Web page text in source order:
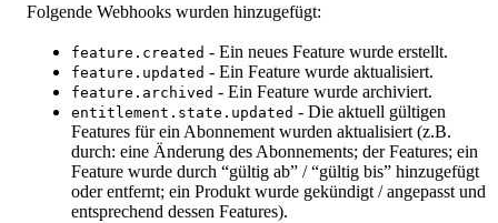
Folgende Webhooks wurden hinzugefügt:
feature.created - Ein neues Feature wurde erstellt.
feature.updated - Ein Feature wurde aktualisiert.
feature.archived - Ein Feature wurde archiviert.
entitlement.state.updated - Die aktuell gültigen
Features für ein Abonnement wurden aktualisiert (z.B.
durch: eine Änderung des Abonnements; der Features; ein
Feature wurde durch “gültig ab” / “gültig bis” hinzugefügt
oder entfernt; ein Produkt wurde gekündigt / angepasst und
entsprechend dessen Features).